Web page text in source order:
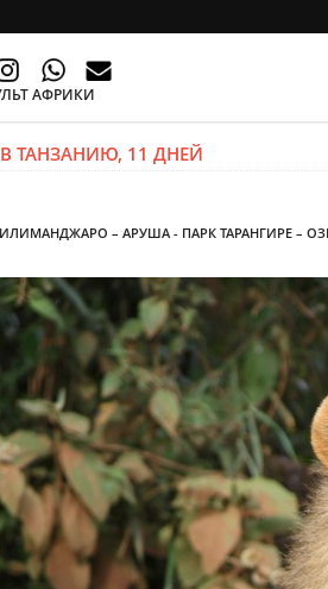
АФРИКИ
ТАНЗАНИЮ, 11 ДНЕЙ
– АРУША - ПАРК ТАРАНГИРЕ –